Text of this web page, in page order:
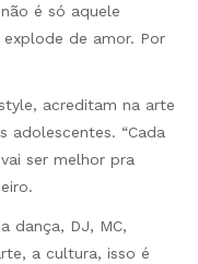
é só aquele
de amor. Por
acreditam na arte
adolescentes. “Cada
ser melhor pra
dança, DJ, MC,
a cultura, isso é